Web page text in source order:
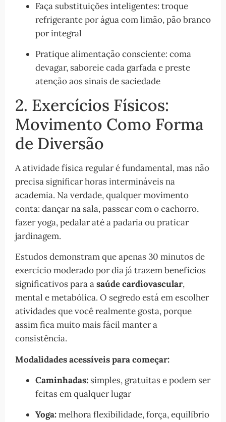
Faça substituições inteligentes: troque
refrigerante por água com limão, pão branco
por integral
Pratique alimentação consciente: coma
devagar, saboreie cada garfada e preste
atenção aos sinais de saciedade
2. Exercícios Físicos:
Movimento Como Forma
de Diversão
A atividade física regular é fundamental, mas não
precisa significar horas intermináveis na
academia. Na verdade, qualquer movimento
conta: dançar na sala, passear com o cachorro,
fazer yoga, pedalar até a padaria ou praticar
jardinagem.
Estudos demonstram que apenas 30 minutos de
exercício moderado por dia já trazem benefícios
significativos para asaúde cardiovascular,
mental e metabólica. O segredo está em escolher
atividades que você realmente gosta, porque
assim fica muito mais fácil manter a
consistência.
Modalidades acessíveis para começar:
Caminhadas: simples, gratuitas e podem ser
feitas em qualquer lugar
Yoga:melhora flexibilidade, força, equilíbrio